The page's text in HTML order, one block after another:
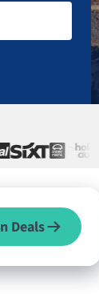
Deals